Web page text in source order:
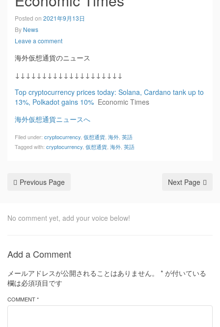
Posted on 2021年9月13日
By News
Leave a comment
海外仮想通貨のニュース
↓↓↓↓↓↓↓↓↓↓↓↓↓↓↓↓↓↓↓↓
Top cryptocurrency prices today: Solana, Cardano tank up to
13%, Polkadot gains 10% Economic Times
海外仮想通貨ニュースへ
Filed under: cryptocurrency 仮想通貨 海外 英語
Tagged with: cryptocurrency 仮想通貨 海外 英語
Previous Page Next Page
No comment yet, add your voice below!
Add a Comment
メールアドレスが公開されることはありません。 * が付いている
欄は必須項目です
COMMENT *